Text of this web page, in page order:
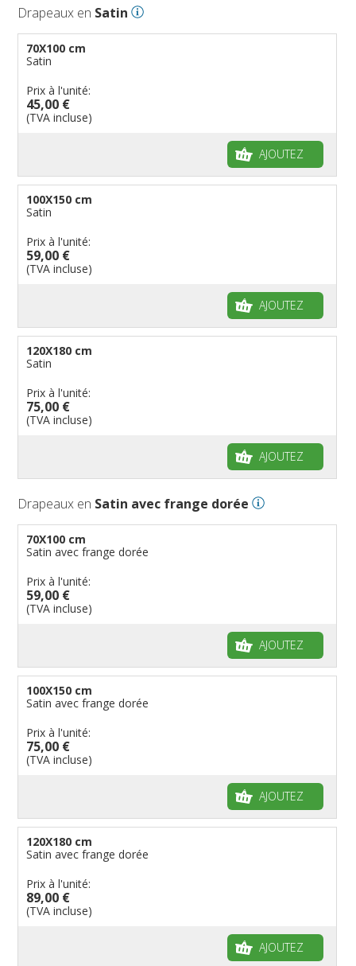
Drapeaux en Satin
70X100 cm
Satin
Prix à l'unité:
45,00 €
(TVA incluse)
AJOUTEZ
100X150 cm
Satin
Prix à l'unité:
59,00 €
(TVA incluse)
AJOUTEZ
120X180 cm
Satin
Prix à l'unité:
75,00 €
(TVA incluse)
AJOUTEZ
Drapeaux en Satin avec frange dorée
70X100 cm
Satin avec frange dorée
Prix à l'unité:
59,00 €
(TVA incluse)
AJOUTEZ
100X150 cm
Satin avec frange dorée
Prix à l'unité:
75,00 €
(TVA incluse)
AJOUTEZ
120X180 cm
Satin avec frange dorée
Prix à l'unité:
89,00 €
(TVA incluse)
AJOUTEZ